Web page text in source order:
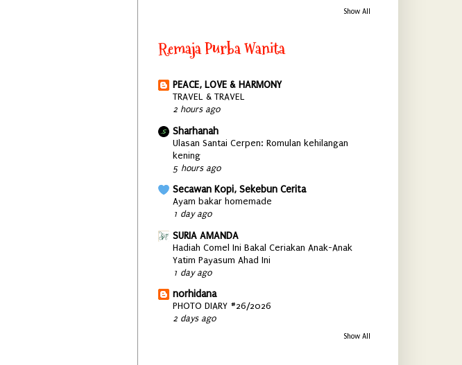
Show All
Remaja Purba Wanita
PEACE, LOVE & HARMONY
TRAVEL & TRAVEL
2 hours ago
Sharhanah
Ulasan Santai Cerpen: Romulan kehilangan
kening
5 hours ago
Secawan Kopi, Sekebun Cerita
Ayam bakar homemade
1 day ago
SURIA AMANDA
Hadiah Comel Ini Bakal Ceriakan Anak-Anak
Yatim Payasum Ahad Ini
1 day ago
norhidana
PHOTO DIARY #26/2026
2 days ago
Show All